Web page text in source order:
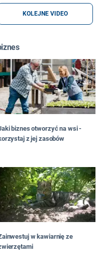
KOLEJNE VIDEO
biznes otworzyć na wsi -
z jej zasobów
w kawiarnię ze